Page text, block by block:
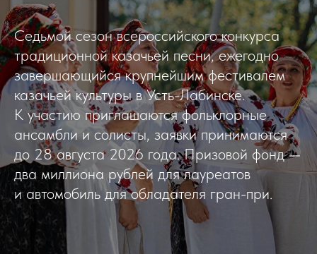
Седьмой сезон всероссийского конкурса
традиционной казачьей песни, ежегодно
завершающийся крупнейшим фестивалем
казачьей культуры в Усть-Лабинске.
К участию приглашаются фольклорные
ансамбли и солисты, заявки принимаются
до 28 августа 2026 года. Призовой фонд —
два миллиона рублей для лауреатов
и автомобиль для обладателя гран-при.